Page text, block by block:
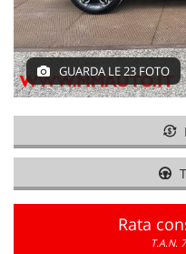
GUARDA LE 23 FOTO
Rata
T.A.N.